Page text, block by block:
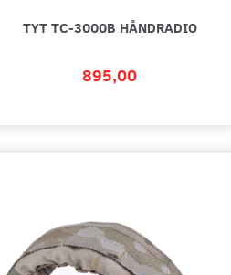
TYT TC-3000B HÅNDRADIO
895,00